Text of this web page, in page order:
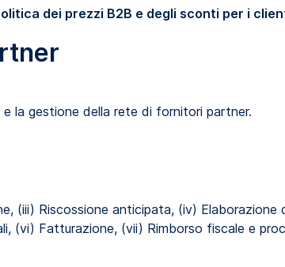
dei prezzi B2B e degli sconti per i
la gestione della rete di fornitori partner.
(iii) Riscossione anticipata, (iv) Elaborazione
(vi) Fatturazione, (vii) Rimborso fiscale e